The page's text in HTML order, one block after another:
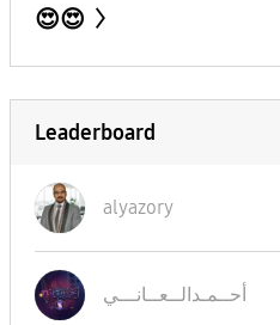
😍😍
Leaderboard
alyazory
أحــمـدالــعــانـــي